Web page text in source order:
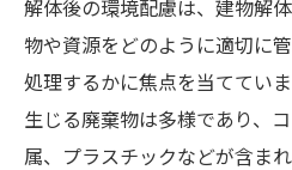
建材の再利用がもた
廃棄物分別の手法と
環境に優しい解体後処理
解体後の環境配慮は、建物解
物や資源をどのように適切に
処理するかに焦点を当ててい
生じる廃棄物は多様であり、
属、プラスチックなどが含ま